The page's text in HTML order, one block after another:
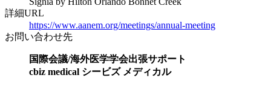
詳細URL
https://www.aanem.org/meetings/annual-meeting
お問い合わせ先
国際会議/海外医学学会出張サポート
cbiz medical シービズ メディカル